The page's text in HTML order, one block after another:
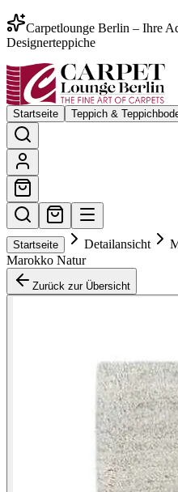
Carpetlounge Berlin – Ihre
Designerteppiche
Startseite Teppich &
Startseite Detailansicht
Marokko Natur
Zurück zur Übersicht